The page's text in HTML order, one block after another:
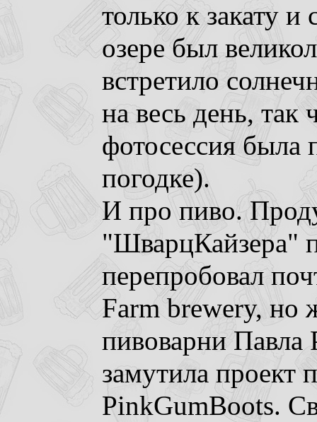
только к закату и
озере был
встретило
на весь день, так
фотосессия была
погодке).
И про пиво.
"ШварцКайзера"
перепробовал
Farm brewery, но
пивоварни
замутила проект
PinkGumBoots.